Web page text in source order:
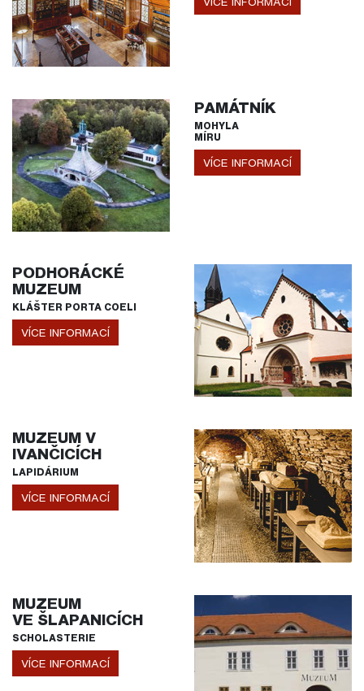
PAMÁTNÍK
MOHYLA
MÍRU
VÍCE INFORMACÍ
PODHORÁCKÉ
MUZEUM
KLÁŠTER PORTA COELI
VÍCE INFORMACÍ
MUZEUM V
IVANČICÍCH
LAPIDÁRIUM
VÍCE INFORMACÍ
MUZEUM
VE ŠLAPANICÍCH
SCHOLASTERIE
VÍCE INFORMACÍ